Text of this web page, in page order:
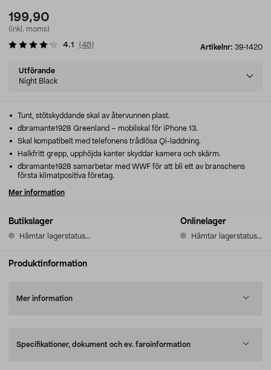
199,90
(inkl. moms)
Artikelnr: 39-1420
4.1 (48)
Select
variant
Utförande
Night Black
Butikslager
Hämtar lagerstatus...
Onlinelager
Hämtar lagerstatus...
Tunt, stötskyddande skal av återvunnen plast.
dbramante1928 Greenland – mobilskal för iPhone 13.
Skal kompatibelt med telefonens trådlösa Qi-laddning.
Halkfritt grepp, upphöjda kanter skyddar kamera och skärm.
dbramante1928 samarbetar med WWF för att bli ett av branschens
första klimatpositiva företag.
Mer information
Produktinformation
Mer information
Specifikationer, dokument och ev. faroinformation